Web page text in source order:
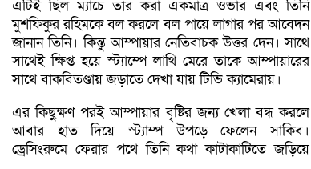
এটিই ছিল ম্যাচে তার করা একমাত্র ওভার এবং তিনি
মুশফিকুর রহিমকে বল করলে বল পায়ে লাগার পর আবেদন
জানান তিনি। কিন্তু আম্পায়ার নেতিবাচক উত্তর দেন। সাথে
সাথেই ক্ষিপ্ত হয়ে স্ট্যাম্পে লাথি মেরে তাকে আম্পায়ারের
সাথে বাকবিতণ্ডায় জড়াতে দেখা যায় টিভি ক্যামেরায়।
এর কিছুক্ষণ পরই আম্পায়ার বৃষ্টির জন্য খেলা বন্ধ করলে
আবার হাত দিয়ে স্ট্যাম্প উপড়ে ফেলেন সাকিব।
ড্রেসিংরুমে ফেরার পথে তিনি কথা কাটাকাটিতে জড়িয়ে